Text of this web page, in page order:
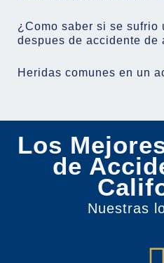
¿Como saber si se sufrio
despues de accidente de
Heridas comunes en un
Los
de
Nuestras